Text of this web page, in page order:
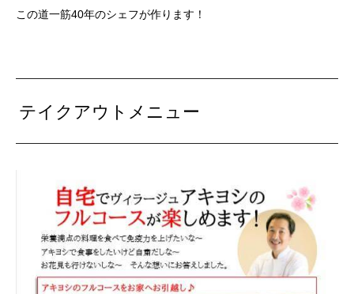
この道一筋40年のシェフが作ります！
テイクアウトメニュー